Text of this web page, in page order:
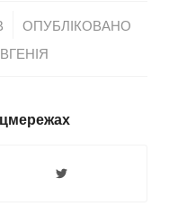
ОПУБЛІКОВАНО